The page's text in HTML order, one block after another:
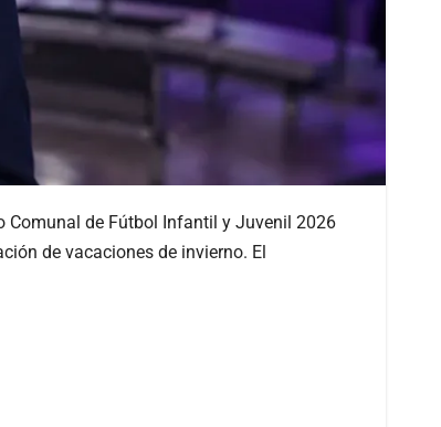
Comunal de Fútbol Infantil y Juvenil 2026
de vacaciones de invierno. El